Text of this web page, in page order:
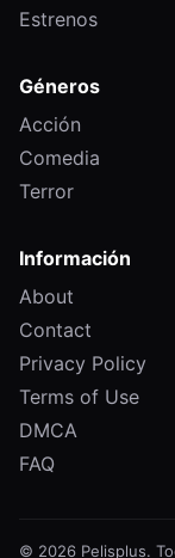
Estrenos
Géneros
Acción
Comedia
Terror
Información
About
Contact
Privacy Policy
Terms of Use
DMCA
FAQ
© 2026 Pelisplus.